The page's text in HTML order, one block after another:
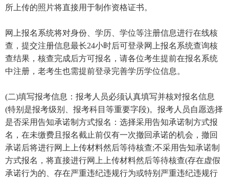
所上传的照片将直接用于制作资格证书。
网上报名系统将对身份、学历、学位等注册信息进行在线核
查，提交注册信息最长24小时后可登录网上报名系统查询核
查结果，核查完成后方可报名，请各位考生提前在报名系统
中注册，老考生也需提前登录完善学历学位信息。
(二)填写报考信息：报考人员必须认真填写并核对报名信息
(特别是报考级别、报考科目等重要字段)。报考人员自愿选择
是否采用告知承诺制方式报名：选择采用告知承诺制方式报
名，在未缴费且报名截止前仅有一次撤回承诺的机会，撤回
承诺后将进行网上上传材料然后等待核查;不采用告知承诺制
方式报名，将直接进行网上上传材料然后等待核查(存在虚假
承诺行为的、存在严重违纪违规行为或特别严重违纪违规行